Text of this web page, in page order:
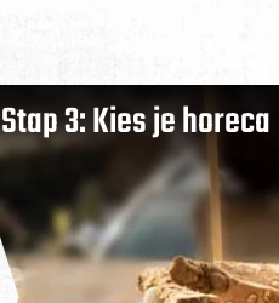
Stap 3: Kies je horeca